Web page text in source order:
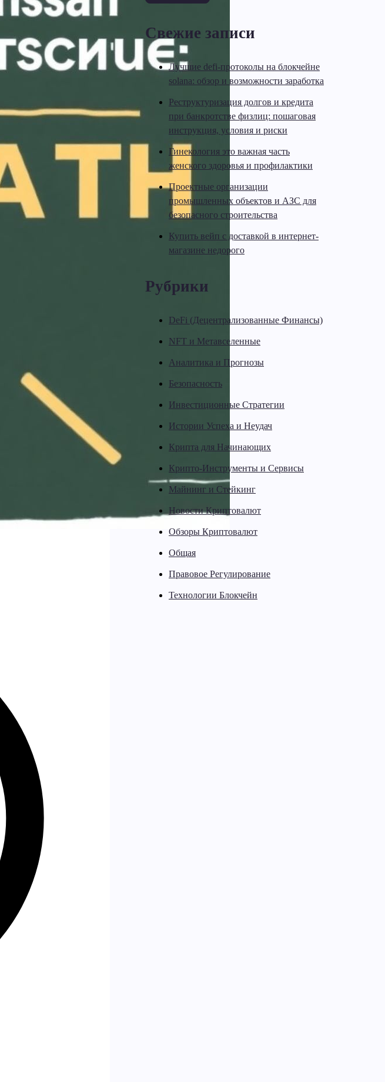
Свежие записи
Лучшие defi-протоколы на блокчейне
solana: обзор и возможности заработка
Реструктуризация долгов и кредита
при банкротстве физлиц: пошаговая
инструкция, условия и риски
Гинекология это важная часть
женского здоровья и профилактики
Проектные организации
промышленных объектов и АЗС для
безопасного строительства
Купить вейп с доставкой в интернет-
магазине недорого
Рубрики
DeFi (Децентрализованные Финансы)
NFT и Метавселенные
Аналитика и Прогнозы
Безопасность
Инвестиционные Стратегии
Истории Успеха и Неудач
Крипта для Начинающих
Крипто-Инструменты и Сервисы
Майнинг и Стейкинг
Новости Криптовалют
Обзоры Криптовалют
Общая
Правовое Регулирование
Технологии Блокчейн